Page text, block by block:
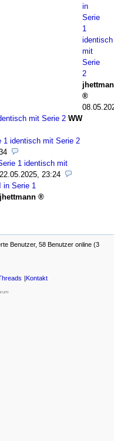
in
Serie
1
identisch
mit
Serie
2
mit Serie 2 WW
1 identisch mit Serie 2
1 identisch mit
22.05.2025, 23:24
in Serie 1
jhettmann
Benutzer, 58 Benutzer online (3
Kontakt